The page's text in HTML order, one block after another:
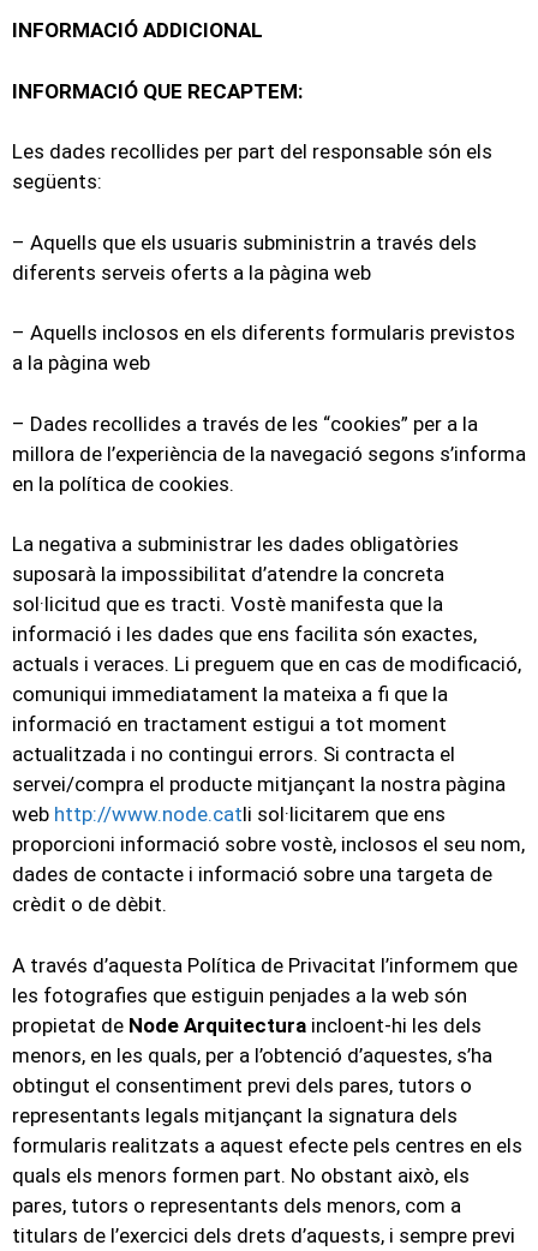
INFORMACIÓ ADDICIONAL
INFORMACIÓ QUE RECAPTEM:
Les dades recollides per part del responsable són els
següents:
– Aquells que els usuaris subministrin a través dels
diferents serveis oferts a la pàgina web
– Aquells inclosos en els diferents formularis previstos
a la pàgina web
– Dades recollides a través de les “cookies” per a la
millora de l’experiència de la navegació segons s’informa
en la política de cookies.
La negativa a subministrar les dades obligatòries
suposarà la impossibilitat d’atendre la concreta
sol·licitud que es tracti. Vostè manifesta que la
informació i les dades que ens facilita són exactes,
actuals i veraces. Li preguem que en cas de modificació,
comuniqui immediatament la mateixa a fi que la
informació en tractament estigui a tot moment
actualitzada i no contingui errors. Si contracta el
servei/compra el producte mitjançant la nostra pàgina
web http://www.node.catli sol·licitarem que ens
proporcioni informació sobre vostè, inclosos el seu nom,
dades de contacte i informació sobre una targeta de
crèdit o de dèbit.
A través d’aquesta Política de Privacitat l’informem que
les fotografies que estiguin penjades a la web són
propietat de Node Arquitectura incloent-hi les dels
menors, en les quals, per a l’obtenció d’aquestes, s’ha
obtingut el consentiment previ dels pares, tutors o
representants legals mitjançant la signatura dels
formularis realitzats a aquest efecte pels centres en els
quals els menors formen part. No obstant això, els
pares, tutors o representants dels menors, com a
titulars de l’exercici dels drets d’aquests, i sempre previ